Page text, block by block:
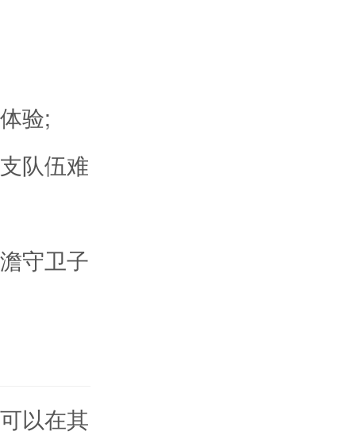
验;
队伍难
守卫子
以在其